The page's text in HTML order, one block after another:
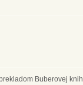
Buberovej